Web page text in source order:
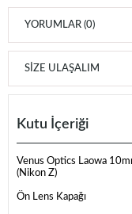
YORUMLAR (0)
SIZE ULAŞALIM
Kutu İçeriği
Venus Optics Laowa
(Nikon Z)
Ön Lens Kapağı